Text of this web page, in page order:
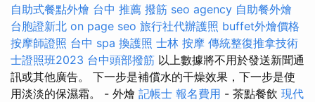
自助式餐點外燴 台中 推薦 撥筋 seo agency 自助餐外燴
台胞證新北 on page seo 旅行社代辦護照 buffet外燴價格
按摩師證照 台中 spa 換護照 士林 按摩 傳統整復推拿技術
士證照班2023 台中頭部撥筋 以上數據將不用於發送新聞通
訊或其他廣告。 下一步是補償水的干燥效果，下一步是使
用淡淡的保濕霜。 - 外燴 記帳士 報名費用 - 茶點餐飲 現代